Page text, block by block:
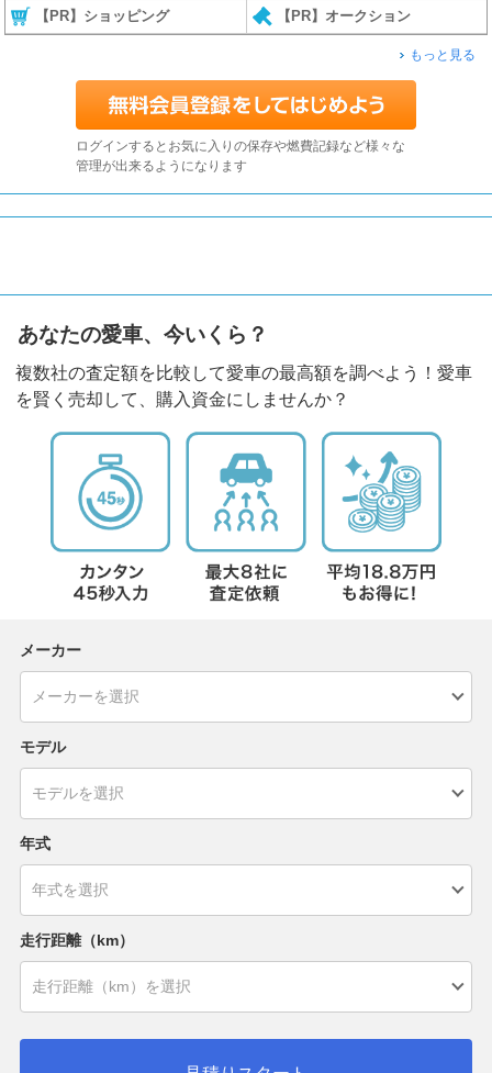
【PR】ショッピング 【PR】オークション
もっと見る
ログインするとお気に入りの保存や燃費記録など様々な
管理が出来るようになります
あなたの愛車、今いくら？
複数社の査定額を比較して愛車の最高額を調べよう！愛車
を賢く売却して、購入資金にしませんか？
メーカー
モデル
年式
走行距離（km）